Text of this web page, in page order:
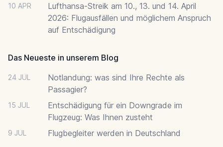
10 APR
Lufthansa-Streik am 10., 13. und 14. April
2026: Flugausfällen und möglichem Anspruch
auf Entschädigung
Das Neueste in unserem Blog
24 JUL
Notlandung: was sind Ihre Rechte als
Passagier?
15 JUL
Entschädigung für ein Downgrade im
Flugzeug: Was Ihnen zusteht
9 JUL Flugbegleiter werden in Deutschland